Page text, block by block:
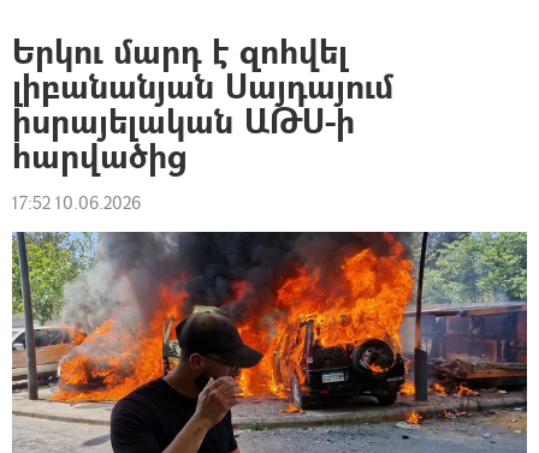
Երկու մարդ է զոհվել
լիբանանյան Սայդայում
իսրայելական ԱԹՍ-ի
հարվածից
17:52 10.06.2026